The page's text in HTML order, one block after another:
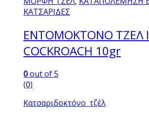
ΚΑΤΣΑΡΙΔΕΣ
ΕΝΤΟΜΟΚΤΟΝΟ ΤΖΕΛ
COCKROACH 10gr
0out of 5
(0)
Κατσαριδοκτόνο τζέλ